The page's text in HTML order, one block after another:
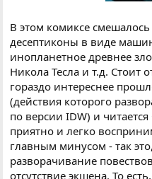
В этом комиксе
десептиконы в виде
инопланетное древнее
Никола Тесла и т.д. Стоит
гораздо интереснее
(действия которого
по версии IDW) и
приятно и легко
главным минусом - так
разворачивание
отсутствие экшена. То